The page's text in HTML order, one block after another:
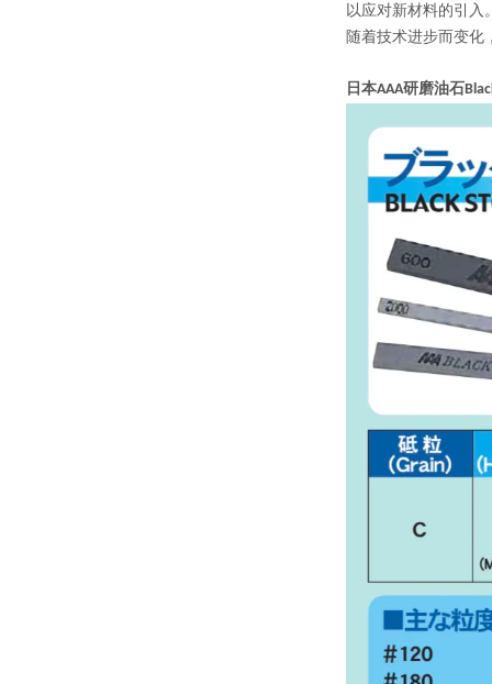
以应对新材料的引入
随着技术进步而变化
日本AAA研磨油石